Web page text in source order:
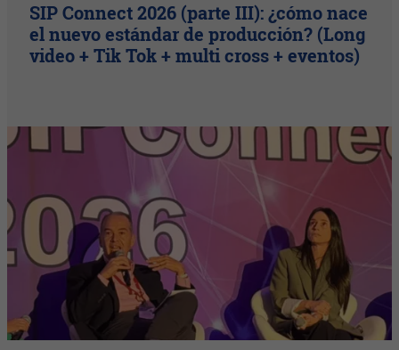
SIP Connect 2026 (parte III): ¿cómo nace
el nuevo estándar de producción? (Long
video + Tik Tok + multi cross + eventos)